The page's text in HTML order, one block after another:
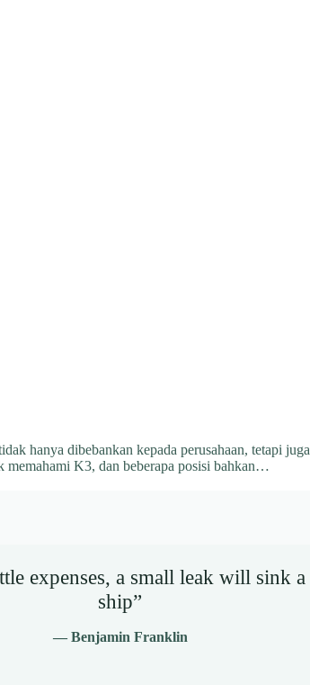
hanya dibebankan kepada perusahaan, tetapi
memahami K3, dan beberapa posisi bahkan…
expenses, a small leak will sink a
ship”
— Benjamin Franklin